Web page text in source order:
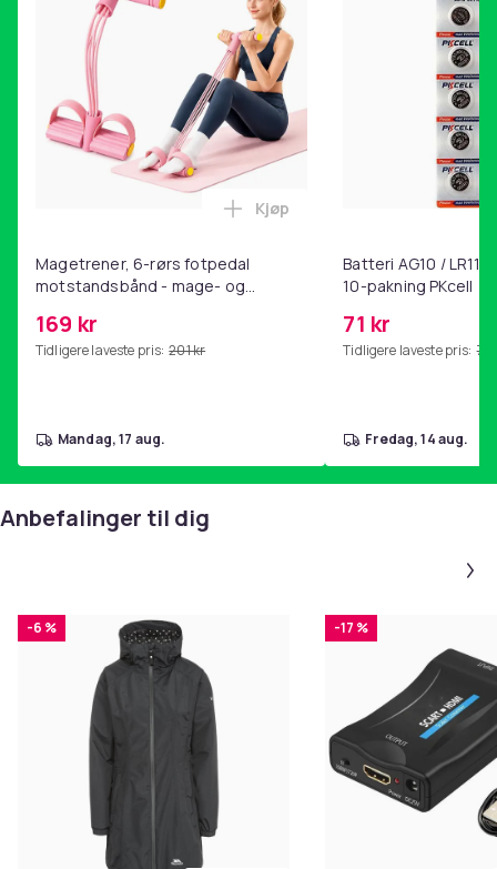
[email protected]
Størrelse
120 x 120 x 121.5 cm
Vekt, gram
Produktsikkerhetsinformasjon
Magetrener, 6-rørs fotpedal
motstandsbånd - mage- og
hjemmegymnastikk Pink
169 kr
Tidligere laveste pris: 201 kr
Legg Magetrener, 6-rørs
Kjøp
mandag, 17 aug.
Batteri AG10 /
10-pakning PKcell
71 kr
Tidligere laveste pris: 76
fredag, 14 aug.
Anbefalinger til dig
-6 % -17 %